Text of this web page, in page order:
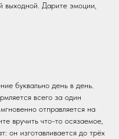
выходной. Дарите эмоции,
буквально день в день.
всего за один
отправляется на
вручить что-то осязаемое,
он изготавливается до трёх